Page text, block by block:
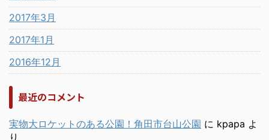
2017年3月
2017年1月
2016年12月
最近のコメント
実物大ロケットのある公園！角田市台山公園 に kpapa よ
り